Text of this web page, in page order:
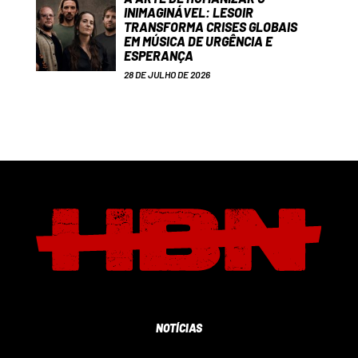
INIMAGINÁVEL: LESOIR
TRANSFORMA CRISES GLOBAIS
EM MÚSICA DE URGÊNCIA E
ESPERANÇA
28 DE JULHO DE 2026
NOTÍCIAS